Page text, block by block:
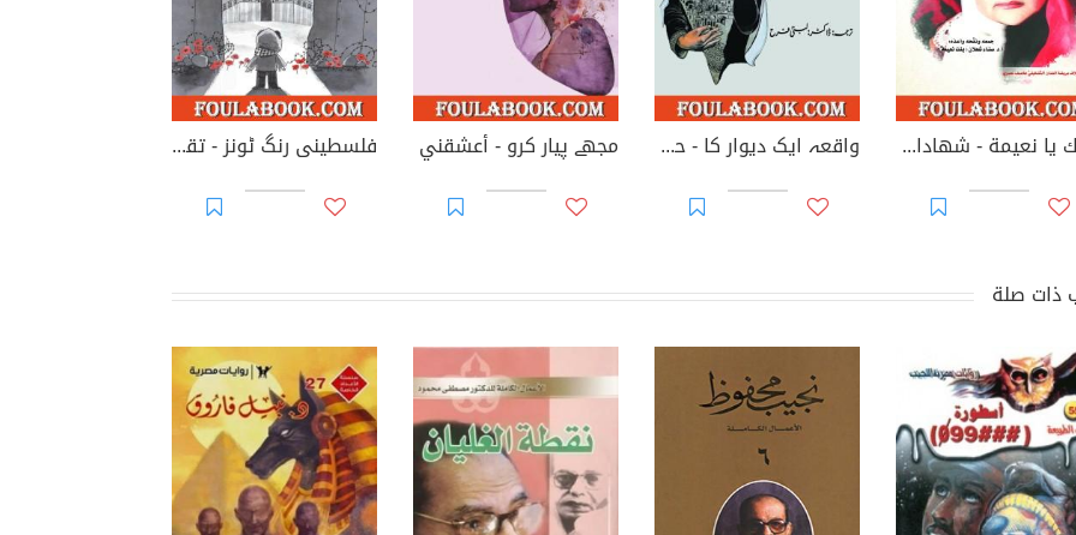
نحبك يا نعيمة - شهادات إنسانية وإبداعية بأقلام من عاصروها وأحبوها واقعہ ایک دیوار کا - حدث ذات جدار مجھے پیار کرو - أعشقني فلسطینی رنگ ٹونز - تقاسيم الفلسطينيّ
ذات صلة